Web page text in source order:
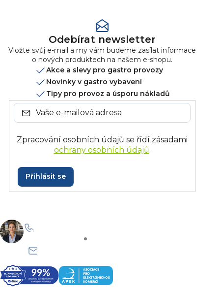
Odebírat newsletter
Vložte svůj e-mail a my vám budeme zasílat informace
o nových produktech na našem e-shopu.
Akce a slevy pro gastro provozy
Novinky v gastro vybavení
Tipy pro provoz a úsporu nákladů
Zpracování osobních údajů se řídí zásadami
ochrany osobních údajů.
Přihlásit se